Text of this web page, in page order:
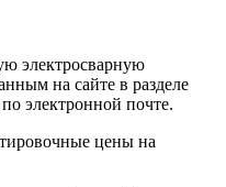
электросварную
на сайте в разделе
электронной почте.
цены на